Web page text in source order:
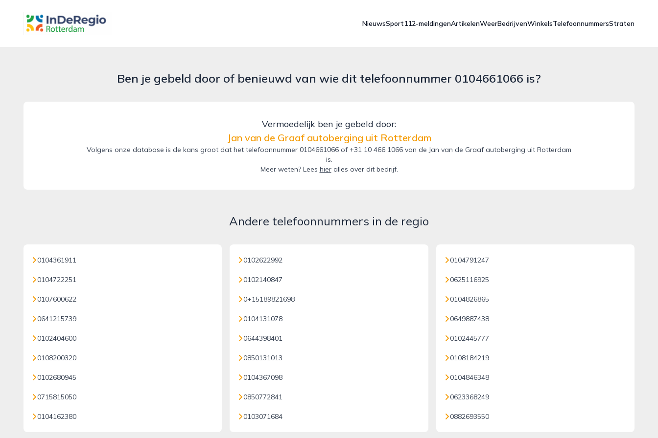
inderegiorotterdam.nl
NieuwsSport112-meldingenArtikelenWeerBedrijvenWinkelsTelefoonnummersStraten
Ben je gebeld door of benieuwd van wie dit telefoonnummer 0104661066 is?
Vermoedelijk ben je gebeld door:
Jan van de Graaf autoberging uit Rotterdam
Volgens onze database is de kans groot dat het telefoonnummer 0104661066 of +31 10 466 1066 van de Jan van de Graaf autoberging uit Rotterdam
is.
Meer weten? Lees hieralles over dit bedrijf.
Andere telefoonnummers in de regio
0104361911
0104722251
0107600622
0641215739
0102404600
0108200320
0102680945
0715815050
0104162380
0102622992
0102140847
0+15189821698
0104131078
0644398401
0850131013
0104367098
0850772841
0103071684
0104791247
0625116925
0104826865
0649887438
0102445777
0108184219
0104846348
0623368249
0882693550